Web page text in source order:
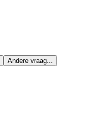
Andere vraag...